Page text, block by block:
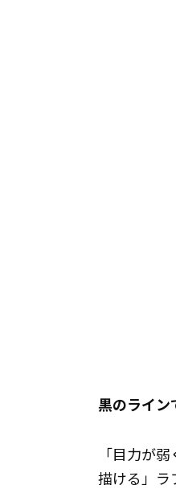
黒のライン
「目力が
描ける」ラ